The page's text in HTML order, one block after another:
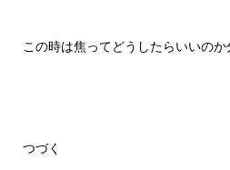
この時は焦ってどうしたらいいのか
つづく